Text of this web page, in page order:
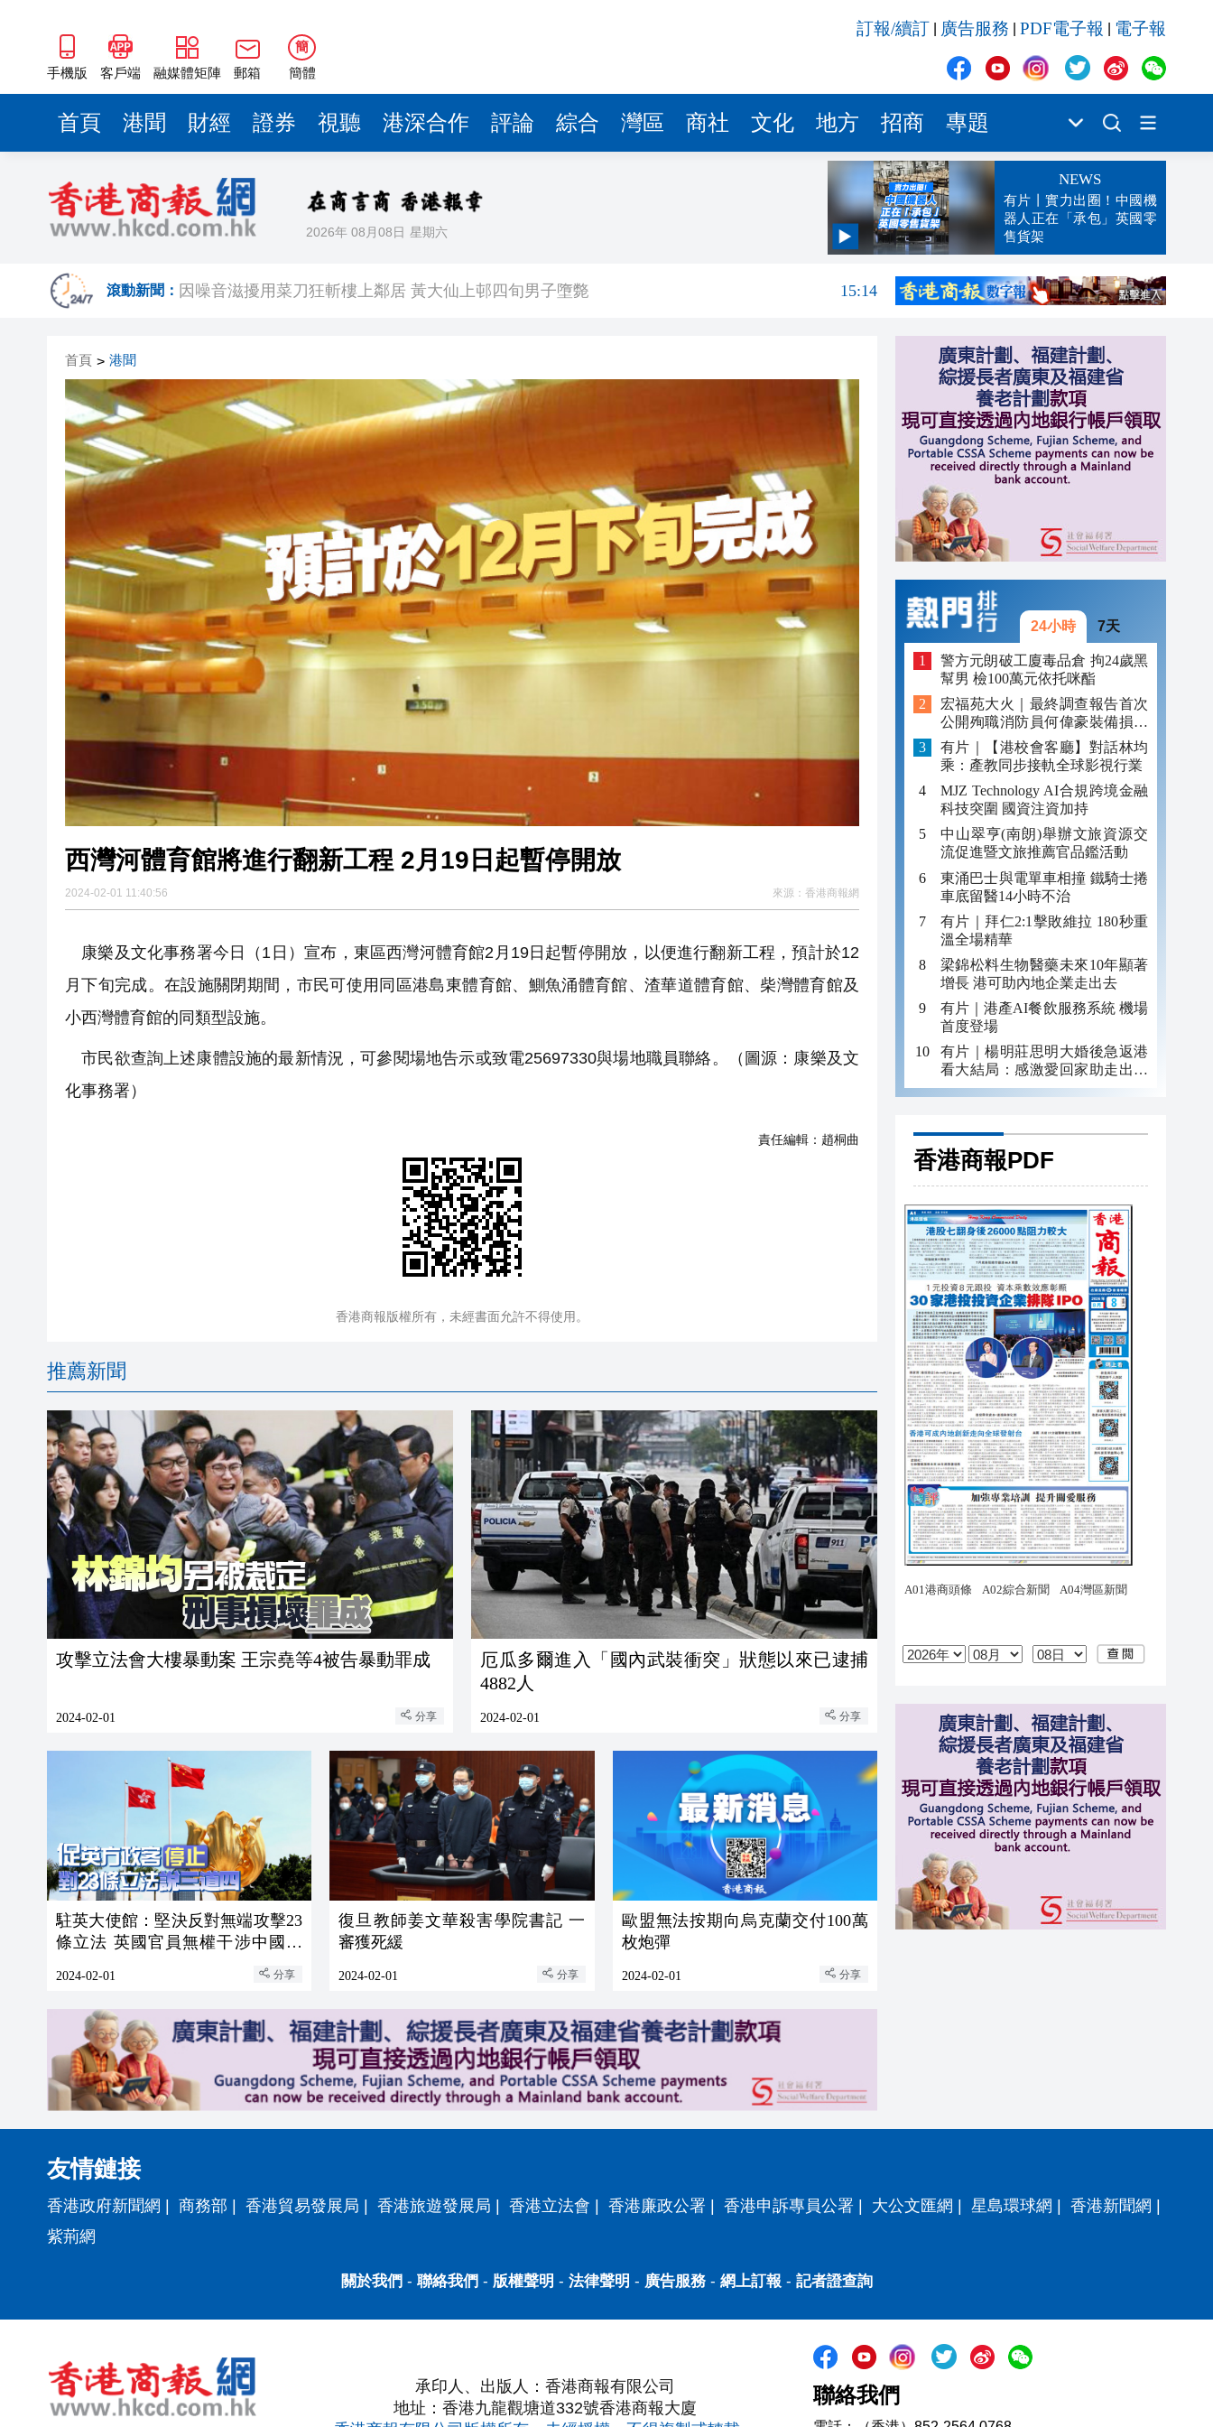
手機版 客戶端 融媒體矩陣 郵箱
簡
簡體
訂報/續訂 廣告服務 PDF電子報 電子報
首頁 港聞 財經 證券 視聽 港深合作 評論 綜合 灣區 商社 文化 地方 招商 專題
2026年 08月08日 星期六
NEWS
有片丨實力出圈！中國機
器人正在「承包」英國零
售貨架
滾動新聞：
因噪音滋擾用菜刀狂斬樓上鄰居 黃大仙上邨四旬男子墮斃
15:14
下一代AI模型能力逼近「危險邊界」 OpenAI暫停Astra部分研發工作
14:59
白宮宴會廳改造再遇阻 特朗普斥裁決「不公」
14:55
港區婦聯代表聯誼會 x 騰訊雲WorkBuddy AI分享會舉行
14:26
首頁 > 港聞
西灣河體育館將進行翻新工程 2月19日起暫停開放
2024-02-01 11:40:56 來源： 香港商報網
康樂及文化事務署今日（1日）宣布，東區西灣河體育館2月19日起暫停開放，以便進行翻新工程，預計於12
月下旬完成。在設施關閉期間，市民可使用同區港島東體育館、鰂魚涌體育館、渣華道體育館、柴灣體育館及
小西灣體育館的同類型設施。
市民欲查詢上述康體設施的最新情況，可參閱場地告示或致電25697330與場地職員聯絡。（圖源：康樂及文
化事務署）
責任編輯： 趙桐曲
香港商報版權所有，未經書面允許不得使用。
推薦新聞
攻擊立法會大樓暴動案 王宗堯等4被告暴動罪成
2024-02-01 分享
厄瓜多爾進入「國內武裝衝突」狀態以來已逮捕
4882人
2024-02-01 分享
駐英大使館：堅決反對無端攻擊23
條立法 英國官員無權干涉中國內
2024-02-01 分享
復旦教師姜文華殺害學院書記 一
審獲死緩
2024-02-01 分享
歐盟無法按期向烏克蘭交付100萬
枚炮彈
2024-02-01 分享
24小時 7天
警方元朗破工廈毒品倉 拘24歲黑
幫男 檢100萬元依托咪酯
宏福苑大火｜最終調查報告首次
公開殉職消防員何偉豪裝備損毀
照片
有片｜【港校會客廳】對話林均
乘：產教同步接軌全球影視行業
MJZ Technology AI合規跨境金融
科技突圍 國資注資加持
中山翠亨(南朗)舉辦文旅資源交
流促進暨文旅推薦官品鑑活動
東涌巴士與電單車相撞 鐵騎士捲
車底留醫14小時不治
有片｜拜仁2:1擊敗維拉 180秒重
溫全場精華
梁錦松料生物醫藥未來10年顯著
增長 港可助內地企業走出去
有片｜港產AI餐飲服務系統 機場
首度登場
有片｜楊明莊思明大婚後急返港
看大結局：感激愛回家助走出低
谷 不捨大家庭
香港商報PDF
友情鏈接
香港政府新聞網 商務部 香港貿易發展局 香港旅遊發展局 香港立法會 香港廉政公署 香港申訴專員公署 大公文匯網 星島環球網 香港新聞網
紫荊網
關於我們 - 聯絡我們 - 版權聲明 - 法律聲明 - 廣告服務- 網上訂報 - 記者證查詢
承印人、出版人：香港商報有限公司
地址：香港九龍觀塘道332號香港商報大廈
聯絡我們